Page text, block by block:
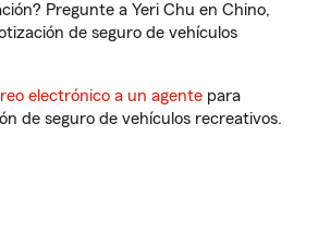
Pregunte a Yeri Chu en Chino,
de seguro de vehículos
electrónico a un agente para
de seguro de vehículos recreativos.